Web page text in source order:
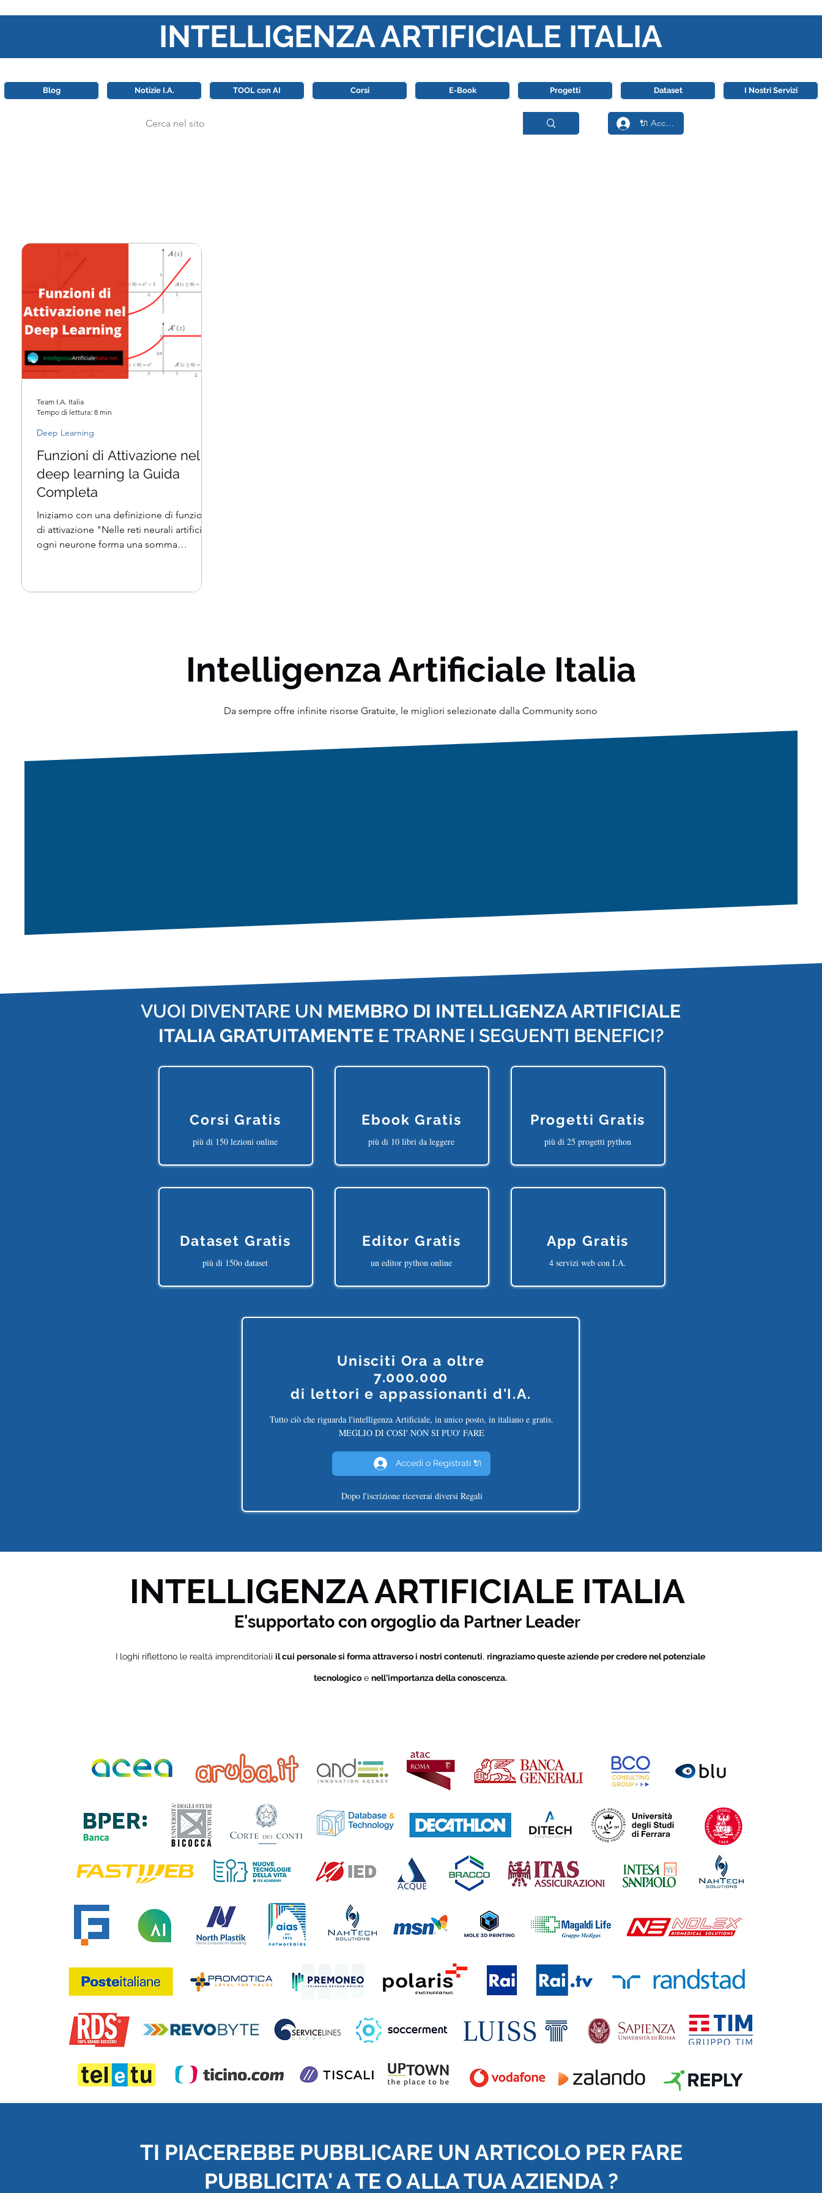
INTELLIGENZA ARTIFICIALE ITALIA
Blog Notizie I.A. TOOL con AI Corsi E-Book Progetti Dataset I Nostri Servizi
🔌 Accedi
Funzioni di Attivazione nel
deep learning la Guida
Completa
Iniziamo con una definizione di funzione
di attivazione "Nelle reti neurali artificiali,
ogni neurone forma una somma
Deep Learning
Team I.A. Italia
Tempo di lettura: 8 min
Intelligenza Artificiale Italia
Da sempre offre infinite risorse Gratuite, le migliori selezionate dalla Community sono
VUOI DIVENTARE UN MEMBRO DI INTELLIGENZA ARTIFICIALE
ITALIA GRATUITAMENTE E TRARNE I SEGUENTI BENEFICI?
Corsi Gratis
più di 150 lezioni online
Dataset Gratis
più di 150o dataset
Ebook Gratis
più di 10 libri da leggere
Editor Gratis
un editor python online
Progetti Gratis
più di 25 progetti python
App Gratis
4 servizi web con I.A.
Unisciti Ora a oltre
7.000.000
di lettori e appassionanti d'I.A.
Tutto ciò che riguarda l'intelligenza Artificiale, in unico posto, in italiano e gratis.
MEGLIO DI COSI' NON SI PUO' FARE
Accedi o Registrati 🔌
Dopo l'iscrizione riceverai diversi Regali
INTELLIGENZA ARTIFICIALE ITALIA
E'supportato con orgoglio da Partner Leader
I loghi riflettono le realtà imprenditoriali il cui personale si forma attraverso i nostri contenuti, ringraziamo queste aziende per credere nel potenziale
tecnologico e nell'importanza della conoscenza.
TI PIACEREBBE PUBBLICARE UN ARTICOLO PER FARE
PUBBLICITA' A TE O ALLA TUA AZIENDA ?